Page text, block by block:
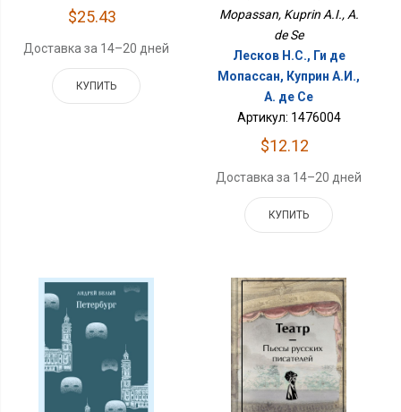
$25.43
Доставка за 14–20 дней
КУПИТЬ
Mopassan, Kuprin A.I., A.
de Se
Лесков Н.С., Ги де
Мопассан, Куприн А.И.,
А. де Се
Артикул: 1476004
$12.12
Доставка за 14–20 дней
КУПИТЬ